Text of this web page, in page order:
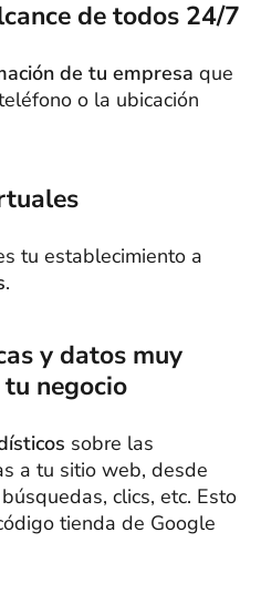
de todos 24/7
de tu empresa que
o la ubicación
tu establecimiento a
.
y datos muy
negocio
sobre las
a tu sitio web, desde
clics, etc. Esto
tienda de Google